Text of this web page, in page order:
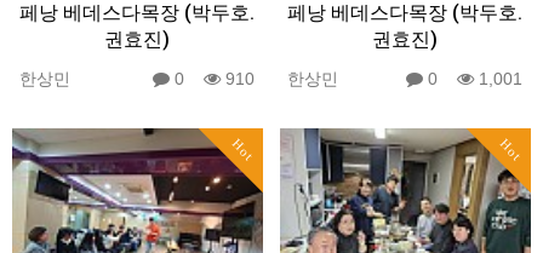
페낭 베데스다목장 (박두호.
권효진)
한상민 0 910
페낭 베데스다목장 (박두호.
권효진)
한상민 0 1,001
Hot Hot